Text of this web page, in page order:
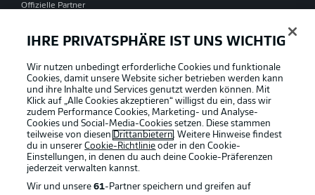
Offizielle Partner
IHRE PRIVATSPHÄRE IST UNS WICHTIG
Wir nutzen unbedingt erforderliche Cookies und funktionale
Cookies, damit unsere Website sicher betrieben werden kann
und ihre Inhalte und Services genutzt werden können. Mit
Klick auf „Alle Cookies akzeptieren“ willigst du ein, dass wir
zudem Performance Cookies, Marketing- und Analyse-
Cookies und Social-Media-Cookies setzen. Diese stammen
teilweise von diesen Drittanbietern. Weitere Hinweise findest
du in unsererCookie-Richtlinie oder in den Cookie-
Einstellungen, in denen du auch deine Cookie-Präferenzen
jederzeit verwalten kannst.
Wir und unsere61-Partner speichern und greifen auf